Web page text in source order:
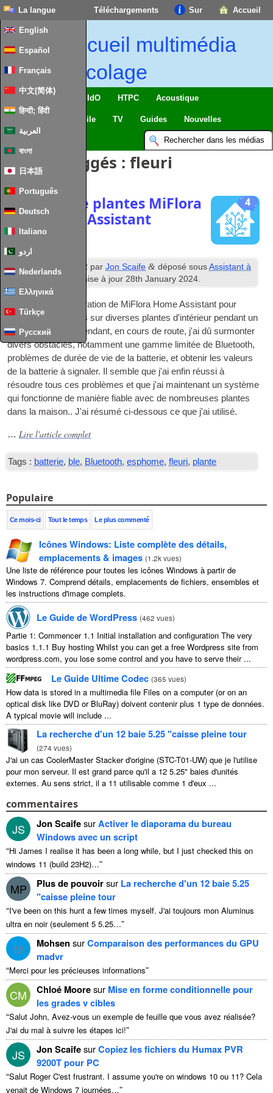
Accueil
Sur
Téléchargements
La langue
English
Español
Français
中文(简体)
हिन्दी; हिंदी
العربية
বাংলা
日本語
Português
Deutsch
Italiano
اردو
Nederlands
Ελληνικά
Türkçe
Русский
Accueil multimédia
bricolage
Maison intelligente & IdO HTPC Acoustique
Mobile TV Guides Nouvelles
Articles taggés : fleuri
4
Capteurs de plantes MiFlora
dans Home Assistant
Publié 20 Avril 2022 parJon Scaife & déposé sousAssistant à
. Dernière mise à jour28th January 2024.
J'ai poursuivi l'intégration de MiFlora Home Assistant pour
obtenir des données sur diverses plantes d'intérieur pendant un
certain temps. Cependant, en cours de route, j'ai dû surmonter
divers obstacles, notamment une gamme limitée de Bluetooth,
problèmes de durée de vie de la batterie, et obtenir les valeurs
de la batterie à signaler. Il semble que j'ai enfin réussi à
résoudre tous ces problèmes et que j'ai maintenant un système
qui fonctionne de manière fiable avec de nombreuses plantes
dans la maison.. J'ai résumé ci-dessous ce que j'ai utilisé.
… Lire l'article complet
Tags : batterie, ble, Bluetooth,esphome,fleuri, plante
Populaire
Ce mois-ci Tout le temps Le plus commenté
Icônes Windows: Liste complète des détails,
emplacements & images (1.2k vues)
Une liste de référence pour toutes les icônes Windows à partir de
Windows 7. Comprend détails, emplacements de fichiers, ensembles et
les instructions d'image complets.
Le Guide de WordPress (462 vues)
Partie 1: Commencer 1.1 Initial installation and configuration The very
basics 1.1.1 Buy hosting Whilst you can get a free Wordpress site from
wordpress.com, you lose some control and you have to serve their...
Le Guide Ultime Codec (365 vues)
How data is stored in a multimedia file Files on a computer(or on an
optical disk like DVD or BluRay) doivent contenir plus 1 type de données.
A typical movie will include ...
La recherche d'un 12 baie 5.25 "caisse pleine tour
(274 vues)
J'ai un cas CoolerMaster Stacker d'origine (STC-T01-UW) que je l'utilise
pour mon serveur. Il est grand parce qu'il a 12 5.25" baies d'unités
externes. Au sens strict, il a 11 utilisable comme 1 d'eux ...
commentaires
JS Jon ScaifesurActiver le diaporama du bureau
Windows avec un script
“Hi James I realise it has been a long while, but I just checked this on
windows 11 (build 23H2)…”
MP Plus de pouvoirsur La recherche d'un 12 baie 5.25
"caisse pleine tour
“I've been on this hunt a few times myself. J'ai toujours mon Aluminus
ultra en noir (seulement 5 5.25…”
M Mohsen surComparaison des performances du GPU
madvr
“Merci pour les précieuses informations”
CM Chloé Mooresur Mise en forme conditionnelle pour
les grades v cibles
“Salut John, Avez-vous un exemple de feuille que vous avez réalisée?
J'ai du mal à suivre les étapes ici!”
JS Jon ScaifesurCopiez les fichiers du Humax PVR
9200T pour PC
“Salut Roger C'est frustrant. I assume you're on windows 10 ou 11? Cela
venait de Windows 7 journées…”